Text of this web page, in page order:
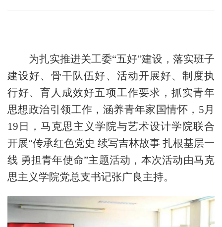
为扎实推进关工委“五好”建设，落实班子
建设好、骨干队伍好、活动开展好、制度执
行好、育人成效好五项工作要求，抓实青年
思想政治引领工作，涵养青年家国情怀， 5 月
19 日， 马克思主义学院与艺术设计学院联合
开展“传承红色党史 续写吉林故事 扎根基层一
线 勇担青年使命”主题活动，本次活动由马克
思主义学院党总支书记张广良主持。